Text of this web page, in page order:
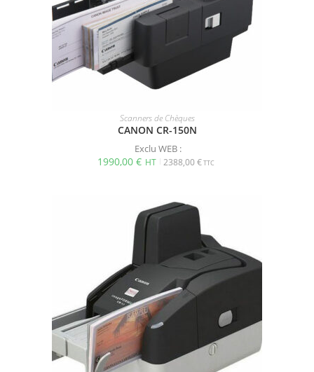
Scanners de Chèques
CANON CR-150N
Exclu WEB :
1990,00 € 2388,00 €